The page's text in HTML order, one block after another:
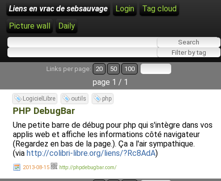
Liens en vrac de sebsauvage Login
Tag cloud
Picture wall
Daily
Links per page: 20 50 100
page 1 / 1
LogicielLibre outils php
PHP DebugBar
Une petite barre de débug pour php qui s'intègre dans vos
applis web et affiche les informations côté navigateur
(Regardez en bas de la page.). Ça a l'air sympathique.
(via http://colibri-libre.org/liens/?Rc8AdA)
2013-08-15 http://phpdebugbar.com/